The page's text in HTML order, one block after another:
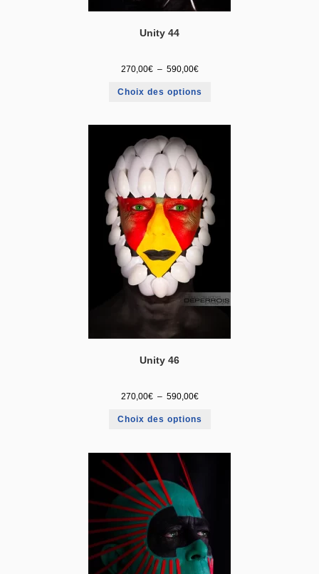
Unity 44
270,00€ – 590,00€
Choix des options
Unity 46
270,00€ – 590,00€
Choix des options